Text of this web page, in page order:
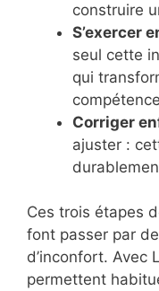
construire
S’exercer
seul cette
qui
Corriger
ajuster :
Ces trois étapes
font passer par
d’inconfort. Avec
permettent